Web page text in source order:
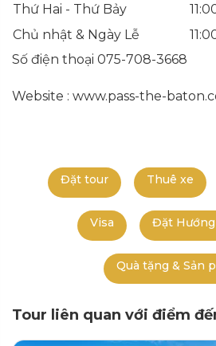
Thứ Hai - Thứ Bảy
Chủ nhật & Ngày Lễ
Số điện thoại 075-708-3668
Website : www.pass-the-
Đặt tour Thuê xe
Visa Đặt
Quà tặng & Sản
Tour liên quan với điểm